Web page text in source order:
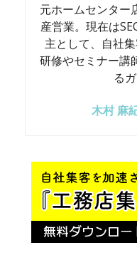
元ホームセンター
産営業。現在は
主として、自社
研修やセミナー講
る
木村 麻